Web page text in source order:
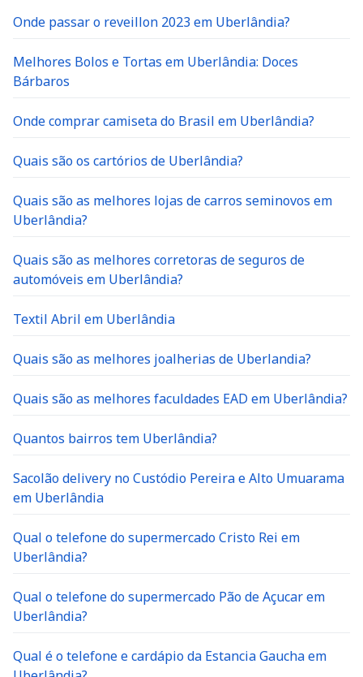
Onde passar o reveillon 2023 em Uberlândia?
Melhores Bolos e Tortas em Uberlândia: Doces
Bárbaros
Onde comprar camiseta do Brasil em Uberlândia?
Quais são os cartórios de Uberlândia?
Quais são as melhores lojas de carros seminovos em
Uberlândia?
Quais são as melhores corretoras de seguros de
automóveis em Uberlândia?
Textil Abril em Uberlândia
Quais são as melhores joalherias de Uberlandia?
Quais são as melhores faculdades EAD em Uberlândia?
Quantos bairros tem Uberlândia?
Sacolão delivery no Custódio Pereira e Alto Umuarama
em Uberlândia
Qual o telefone do supermercado Cristo Rei em
Uberlândia?
Qual o telefone do supermercado Pão de Açucar em
Uberlândia?
Qual é o telefone e cardápio da Estancia Gaucha em